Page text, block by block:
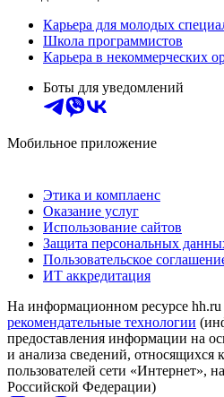
Карьера для молодых
Школа программистов
Карьера в некоммерческих
Боты для уведомлений
Мобильное приложение
Этика и комплаенс
Оказание услуг
Использование сайтов
Защита персональных
Пользовательское
ИТ аккредитация
На информационном ресурсе hh.ru
рекомендательные технологии
предоставления информации на
и анализа сведений, относящихся
пользователей сети «Интернет»,
Российской Федерации)